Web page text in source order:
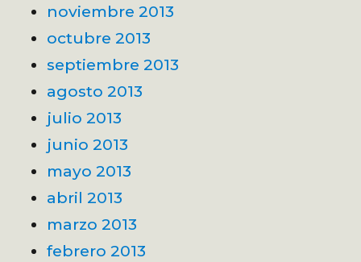
noviembre 2013
octubre 2013
septiembre 2013
agosto 2013
julio 2013
junio 2013
mayo 2013
abril 2013
marzo 2013
febrero 2013